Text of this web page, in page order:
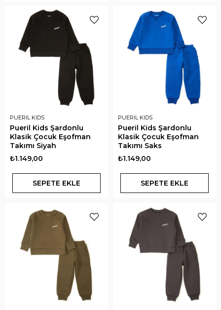
PUERIL KIDS
Pueril Kids Şardonlu
Klasik Çocuk Eşofman
Takımı Siyah
₺1.149,00
SEPETE EKLE
PUERIL KIDS
Pueril Kids Şardonlu
Klasik Çocuk Eşofman
Takımı Saks
₺1.149,00
SEPETE EKLE